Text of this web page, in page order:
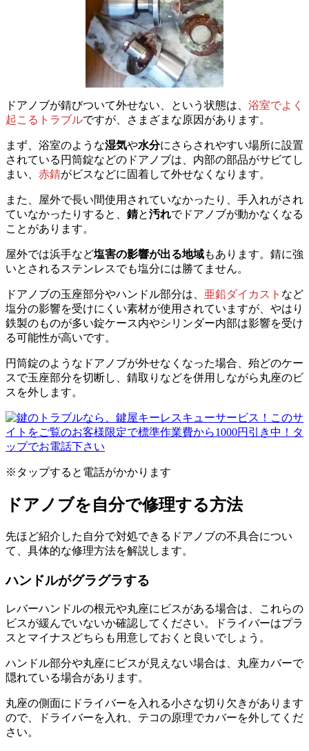
ドアノブが錆びついて外せない、という状態は、 浴室でよく
起こるトラブルですが、さまざまな原因があります。
まず、浴室のような湿気や水分にさらされやすい場所に設置
されている円筒錠などのドアノブは、内部の部品がサビてし
まい、 赤錆がビスなどに固着して外せなくなります。
また、屋外で長い間使用されていなかったり、手入れがされ
ていなかったりすると、 錆と汚れでドアノブが動かなくなる
ことがあります。
屋外では浜手など塩害の影響が出る地域もあります。錆に強
いとされるステンレスでも塩分には勝てません。
ドアノブの玉座部分やハンドル部分は、 亜鉛ダイカスト など
塩分の影響を受けにくい素材が使用されていますが、やはり
鉄製のものが多い錠ケース内やシリンダー内部は影響を受け
る可能性が高いです。
円筒錠のようなドアノブが外せなくなった場合、殆どのケー
スで玉座部分を切断し、錆取りなどを併用しながら丸座のビ
スを外します。
※タップすると電話がかかります
ドアノブを自分で修理する方法
先ほど紹介した自分で対処できるドアノブの不具合につい
て、具体的な修理方法を解説します。
ハンドルがグラグラする
レバーハンドルの根元や丸座にビスがある場合は、これらの
ビスが緩んでいないか確認してください。ドライバーはプラ
スとマイナスどちらも用意しておくと良いでしょう。
ハンドル部分や丸座にビスが見えない場合は、丸座カバーで
隠れている場合があります。
丸座の側面にドライバーを入れる小さな切り欠きがあります
ので、ドライバーを入れ、テコの原理でカバーを外してくだ
さい。